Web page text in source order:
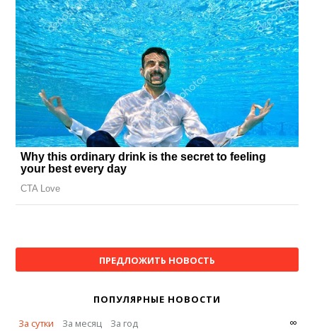
ПРЕДЛОЖИТЬ НОВОСТЬ
ПОПУЛЯРНЫЕ НОВОСТИ
За сутки
За месяц За год ∞